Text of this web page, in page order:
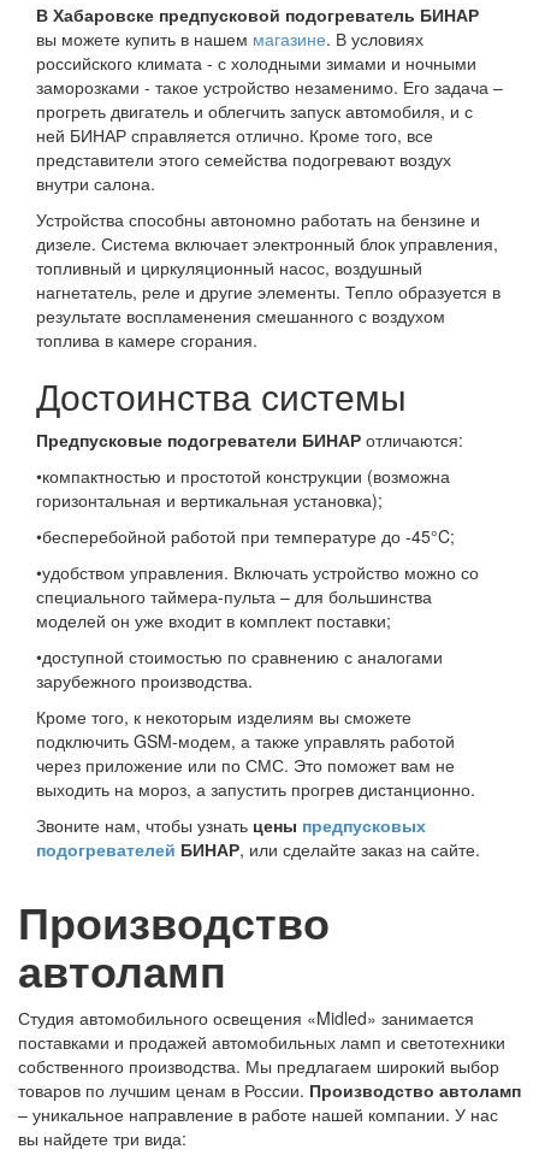
В Хабаровске предпусковой подогреватель БИНАР
вы можете купить в нашем магазине. В условиях
российского климата - с холодными зимами и ночными
заморозками - такое устройство незаменимо. Его задача –
прогреть двигатель и облегчить запуск автомобиля, и с
ней БИНАР справляется отлично. Кроме того, все
представители этого семейства подогревают воздух
внутри салона.
Устройства способны автономно работать на бензине и
дизеле. Система включает электронный блок управления,
топливный и циркуляционный насос, воздушный
нагнетатель, реле и другие элементы. Тепло образуется в
результате воспламенения смешанного с воздухом
топлива в камере сгорания.
Достоинства системы
Предпусковые подогреватели БИНАР отличаются:
•компактностью и простотой конструкции (возможна
горизонтальная и вертикальная установка);
•бесперебойной работой при температуре до -45°C;
•удобством управления. Включать устройство можно со
специального таймера-пульта – для большинства
моделей он уже входит в комплект поставки;
•доступной стоимостью по сравнению с аналогами
зарубежного производства.
Кроме того, к некоторым изделиям вы сможете
подключить GSM-модем, а также управлять работой
через приложение или по СМС. Это поможет вам не
выходить на мороз, а запустить прогрев дистанционно.
Звоните нам, чтобы узнать цены предпусковых
подогревателей БИНАР, или сделайте заказ на сайте.
Производство
автоламп
Студия автомобильного освещения «Midled» занимается
поставками и продажей автомобильных ламп и светотехники
собственного производства. Мы предлагаем широкий выбор
товаров по лучшим ценам в России. Производство автоламп
– уникальное направление в работе нашей компании. У нас
вы найдете три вида: